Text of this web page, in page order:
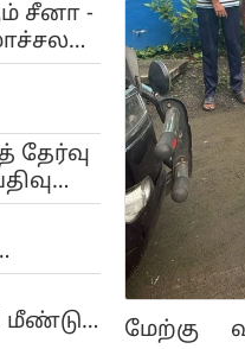
சீனா -
-
தேர்வு
மீண்டும்
மேற்கு